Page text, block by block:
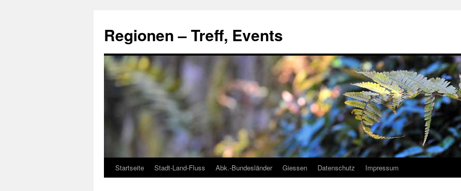
content
Regionen – Treff, Events
Startseite Stadt-Land-Fluss Abk.-Bundesländer Giessen Datenschutz Impressum